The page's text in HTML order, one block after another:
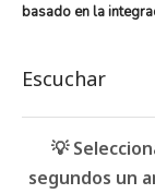
basado en la
Escuchar
💡
segundos un